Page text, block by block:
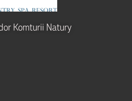
Komturii Natury